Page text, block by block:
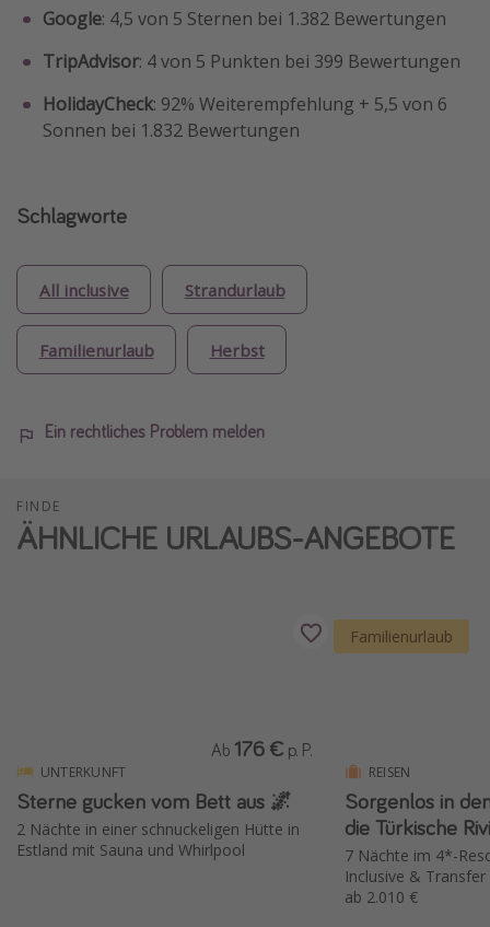
Google: 4,5 von 5 Sternen bei 1.382 Bewertungen
TripAdvisor: 4 von 5 Punkten bei 399 Bewertungen
HolidayCheck: 92% Weiterempfehlung + 5,5 von 6
Sonnen bei 1.832 Bewertungen
Schlagworte
All inclusive Strandurlaub
Familienurlaub Herbst
Ein rechtliches Problem melden
FINDE
ÄHNLICHE URLAUBS-ANGEBOTE
UNTERKUNFT
Sterne gucken vom Bett aus 🌌
2 Nächte in einer schnuckeligen Hütte in
Estland mit Sauna und Whirlpool
Ab 176 € p. P.
Familienurlaub
REISEN
Sorgenlos in
die Türkische
7 Nächte im 4*-
Inclusive &
ab 2.010 €